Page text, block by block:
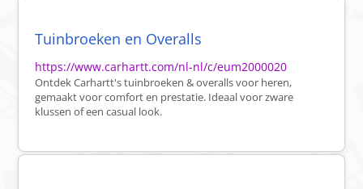
Tuinbroeken en Overalls
https://www.carhartt.com/nl-nl/c/eum2000020
Ontdek Carhartt's tuinbroeken & overalls voor heren,
gemaakt voor comfort en prestatie. Ideaal voor zware
klussen of een casual look.